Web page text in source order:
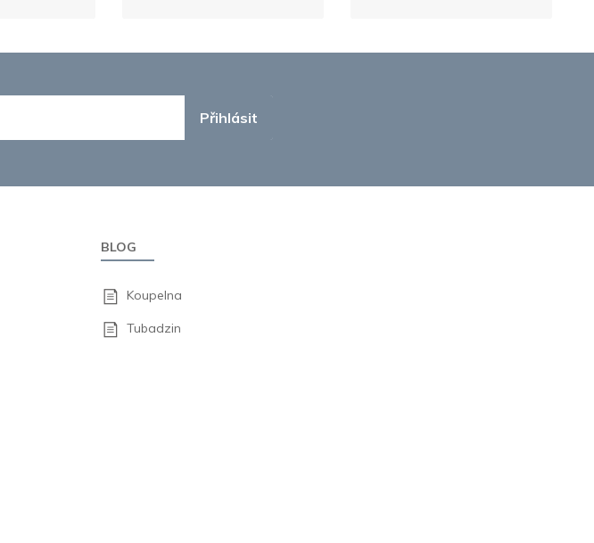
Přihlásit
BLOG
Koupelna
Tubadzin